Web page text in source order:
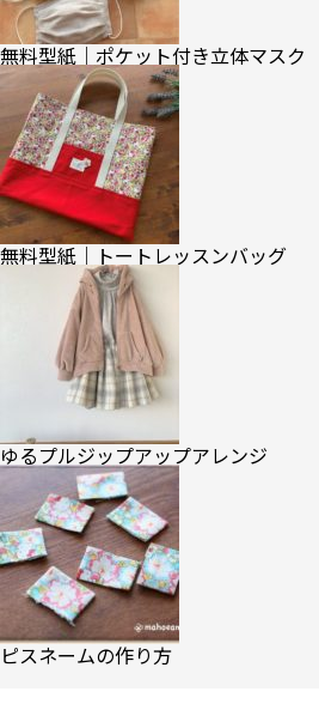
無料型紙｜ポケット付き立体マスク
無料型紙｜トートレッスンバッグ
ゆるプルジップアップアレンジ
ピスネームの作り方